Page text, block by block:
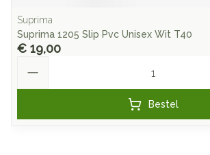
Suprima
Suprima 1205 Slip Pvc Unisex Wit T40
€ 19,00
Bestel